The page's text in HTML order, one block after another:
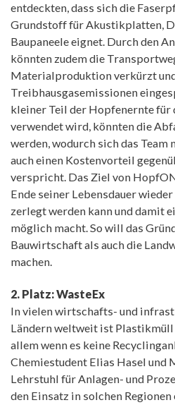
entdeckten, dass sich die
Grundstoff für Akustikplatten,
Baupaneele eignet. Durch den
könnten zudem die
Materialproduktion verkürzt
Treibhausgasemissionen
kleiner Teil der Hopfenernte
verwendet wird, könnten die
werden, wodurch sich das Team
auch einen Kostenvorteil
verspricht. Das Ziel von
Ende seiner Lebensdauer
zerlegt werden kann und damit
möglich macht. So will das
Bauwirtschaft als auch die
machen.
2. Platz: WasteEx
In vielen wirtschafts- und
Ländern weltweit ist
allem wenn es keine
Chemiestudent Elias Hasel und
Lehrstuhl für Anlagen- und
den Einsatz in solchen